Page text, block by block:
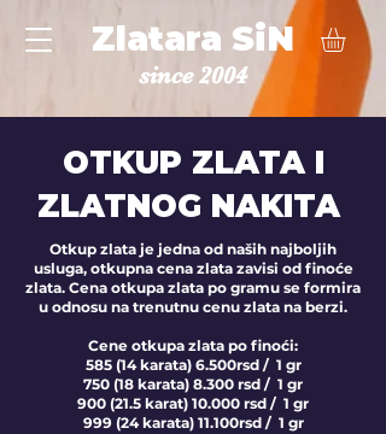
Zlatara SiN
since 2004
OTKUP ZLATA I
ZLATNOG NAKITA
Otkup zlata je jedna od naših najboljih
usluga, otkupna cena zlata zavisi od finoće
zlata. Cena otkupa zlata po gramu se formira
u odnosu na trenutnu cenu zlata na berzi.
Cene otkupa zlata po finoći:
585 (14 karata) 6.500rsd / 1 gr
750 (18 karata) 8.300 rsd / 1 gr
900 (21.5 karat) 10.000 rsd / 1 gr
999 (24 karata) 11.100rsd / 1 gr